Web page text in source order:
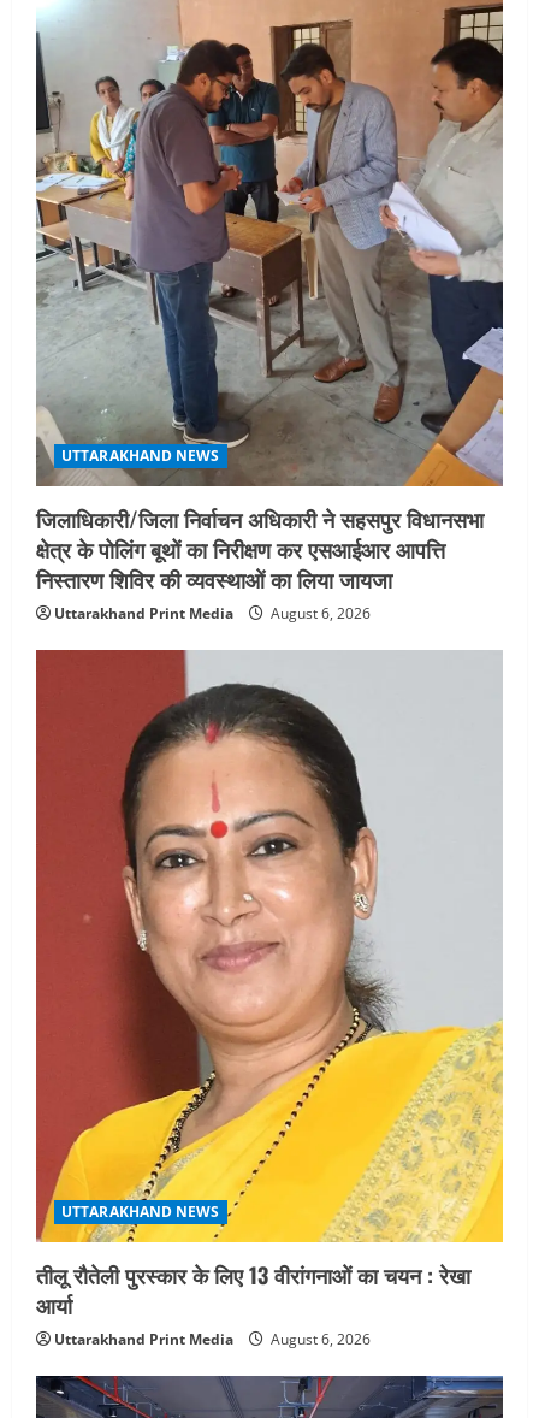
August 5, 2026
4
UTTARAKHAND NEWS
एमआईटी वर्ल्ड पीस यूनिवर्सिटी और जर्मनी के
बीएसबीआई के बीच समझौता; भारतीय छात्रों
को मिलेंगे वैश्विक अवसर
August 5, 2026
STATES NEWS
महाराज की राजस्थान के मुख्यमंत्री से
शिष्टाचार भेंट पर्यटन और सांस्कृतिक
गतिविधियों के विस्तार पर हुई चर्चा
August 4, 2026
UTTARAKHAND NEWS
जिलाधिकारी/जिला निर्वाचन अधिकारी ने सहसपुर विधानसभा
क्षेत्र के पोलिंग बूथों का निरीक्षण कर एसआईआर आपत्ति
निस्तारण शिविर की व्यवस्थाओं का लिया जायजा
Uttarakhand Print Media August 6, 2026
UTTARAKHAND NEWS
तीलू रौतेली पुरस्कार के लिए 13 वीरांगनाओं का चयन : रेखा
आर्या
Uttarakhand Print Media August 6, 2026